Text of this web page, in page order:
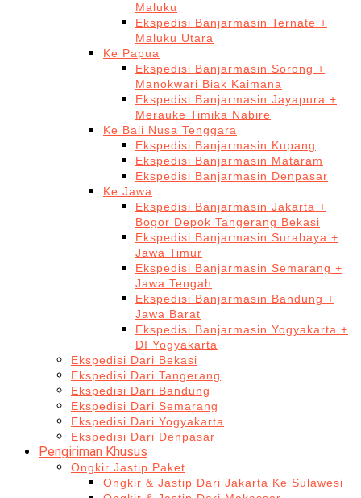
Maluku
Ekspedisi Banjarmasin Ternate +
Maluku Utara
Ke Papua
Ekspedisi Banjarmasin Sorong +
Manokwari Biak Kaimana
Ekspedisi Banjarmasin Jayapura +
Merauke Timika Nabire
Ke Bali Nusa Tenggara
Ekspedisi Banjarmasin Kupang
Ekspedisi Banjarmasin Mataram
Ekspedisi Banjarmasin Denpasar
Ke Jawa
Ekspedisi Banjarmasin Jakarta +
Bogor Depok Tangerang Bekasi
Ekspedisi Banjarmasin Surabaya +
Jawa Timur
Ekspedisi Banjarmasin Semarang +
Jawa Tengah
Ekspedisi Banjarmasin Bandung +
Jawa Barat
Ekspedisi Banjarmasin Yogyakarta +
DI Yogyakarta
Ekspedisi Dari Bekasi
Ekspedisi Dari Tangerang
Ekspedisi Dari Bandung
Ekspedisi Dari Semarang
Ekspedisi Dari Yogyakarta
Ekspedisi Dari Denpasar
Pengiriman Khusus
Ongkir Jastip Paket
Ongkir & Jastip Dari Jakarta Ke Sulawesi